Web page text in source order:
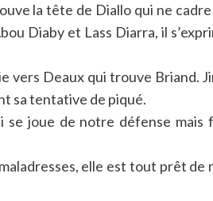
la tête de Diallo qui ne
Diaby et Lass Diarra, il
vers Deaux qui trouve Briand.
sa tentative de piqué.
joue de notre défense
elle est tout prêt